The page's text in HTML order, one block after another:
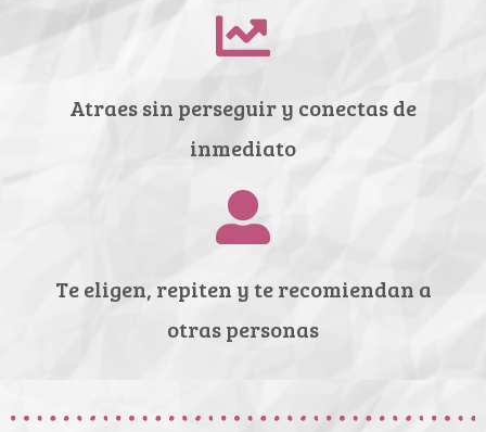
Atraes sin perseguir y conectas de
inmediato
Te eligen, repiten y te recomiendan a
otras personas